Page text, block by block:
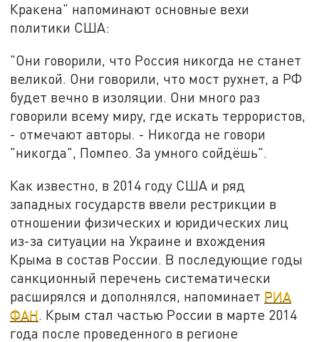
Кракена" напоминают основные вехи
политики США:
"Они говорили, что Россия никогда не станет
великой. Они говорили, что мост рухнет, а РФ
будет вечно в изоляции. Они много раз
говорили всему миру, где искать террористов,
- отмечают авторы. - Никогда не говори
"никогда", Помпео. За умного сойдёшь".
Как известно, в 2014 году США и ряд
западных государств ввели рестрикции в
отношении физических и юридических лиц
из-за ситуации на Украине и вхождения
Крыма в состав России. В последующие годы
санкционный перечень систематически
расширялся и дополнялся, напоминает РИА
ФАН . Крым стал частью России в марте 2014
года после проведенного в регионе